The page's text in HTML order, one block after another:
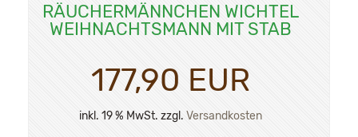
RÄUCHERMÄNNCHEN WICHTEL
WEIHNACHTSMANN MIT STAB
177,90 EUR
inkl. 19 % MwSt. zzgl. Versandkosten